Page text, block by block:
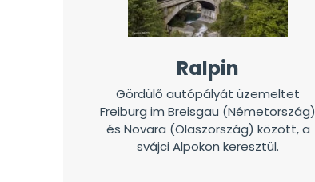
Ralpin
Gördülő autópályát üzemeltet
Freiburg im Breisgau (Németország)
és Novara (Olaszország) között, a
svájci Alpokon keresztül.